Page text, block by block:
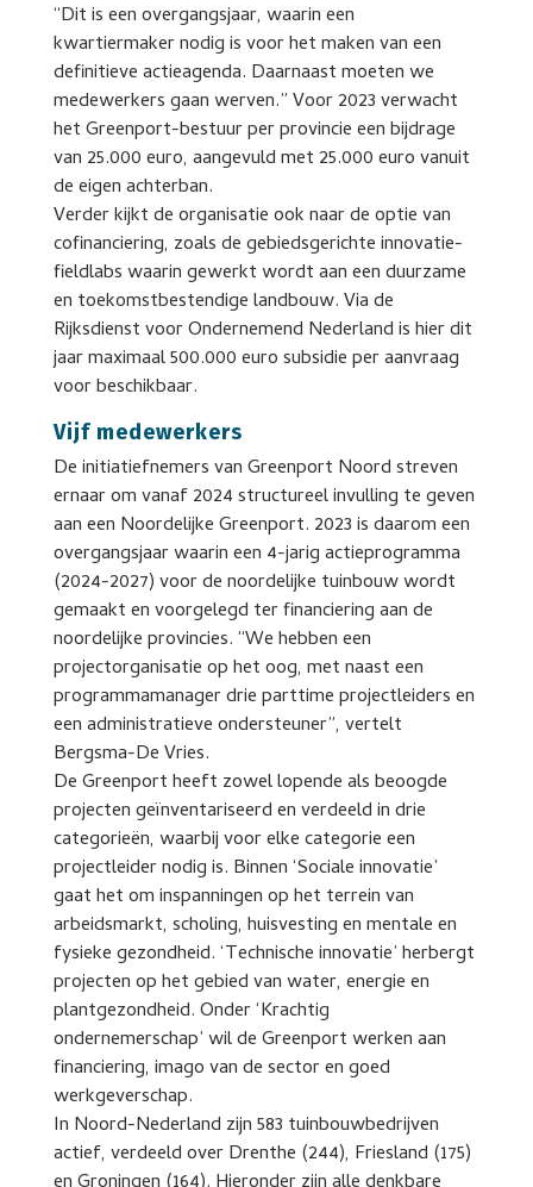
“Dit is een overgangsjaar, waarin een
kwartiermaker nodig is voor het maken van een
definitieve actieagenda. Daarnaast moeten we
medewerkers gaan werven.” Voor 2023 verwacht
het Greenport-bestuur per provincie een bijdrage
van 25.000 euro, aangevuld met 25.000 euro vanuit
de eigen achterban.
Verder kijkt de organisatie ook naar de optie van
cofinanciering, zoals de gebiedsgerichte innovatie-
fieldlabs waarin gewerkt wordt aan een duurzame
en toekomstbestendige landbouw. Via de
Rijksdienst voor Ondernemend Nederland is hier dit
jaar maximaal 500.000 euro subsidie per aanvraag
voor beschikbaar.
Vijf medewerkers
De initiatiefnemers van Greenport Noord streven
ernaar om vanaf 2024 structureel invulling te geven
aan een Noordelijke Greenport. 2023 is daarom een
overgangsjaar waarin een 4-jarig actieprogramma
(2024-2027) voor de noordelijke tuinbouw wordt
gemaakt en voorgelegd ter financiering aan de
noordelijke provincies. “We hebben een
projectorganisatie op het oog, met naast een
programmamanager drie parttime projectleiders en
een administratieve ondersteuner”, vertelt
Bergsma-De Vries.
De Greenport heeft zowel lopende als beoogde
projecten geïnventariseerd en verdeeld in drie
categorieën, waarbij voor elke categorie een
projectleider nodig is. Binnen ‘Sociale innovatie’
gaat het om inspanningen op het terrein van
arbeidsmarkt, scholing, huisvesting en mentale en
fysieke gezondheid. ‘Technische innovatie’ herbergt
projecten op het gebied van water, energie en
plantgezondheid. Onder ‘Krachtig
ondernemerschap’ wil de Greenport werken aan
financiering, imago van de sector en goed
werkgeverschap.
In Noord-Nederland zijn 583 tuinbouwbedrijven
actief, verdeeld over Drenthe (244), Friesland (175)